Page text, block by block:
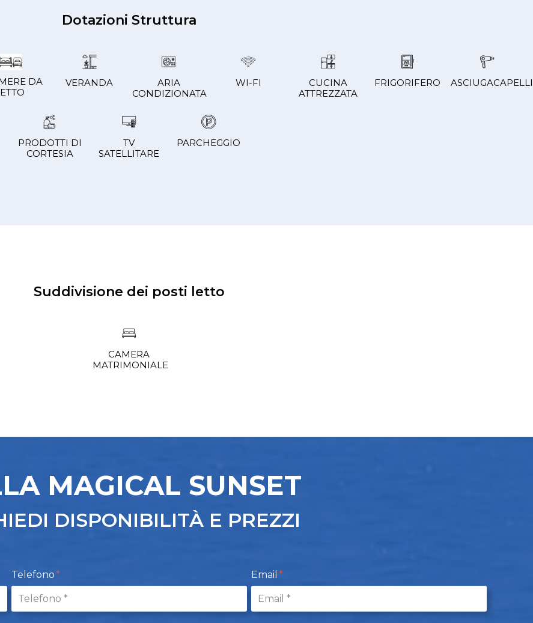
Dotazioni Struttura
DA
VERANDA
ARIA
CONDIZIONATA
WI-FI
CUCINA
ATTREZZATA
FRIGORIFERO ASCIUGACAPELLI
PRODOTTI DI
CORTESIA
TV
SATELLITARE
PARCHEGGIO
Suddivisione dei posti letto
CAMERA
MATRIMONIALE
MAGICAL SUNSET
DISPONIBILITÀ E PREZZI
Telefono Email